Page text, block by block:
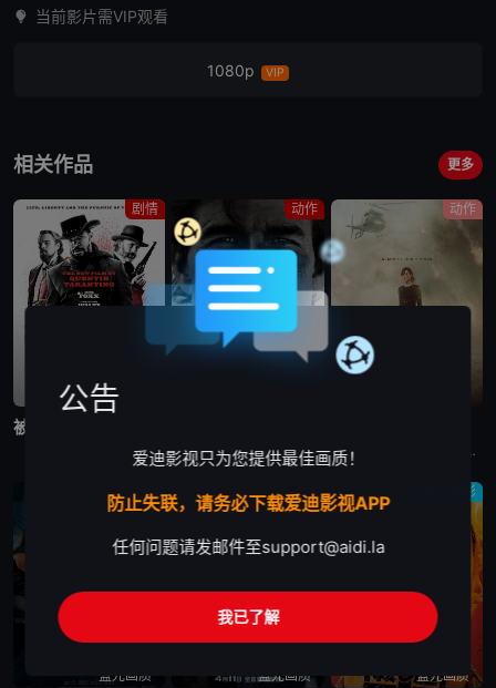
仇家既往不咎，势要将布施（神山繁 饰）所统领的花菱会势力带入关
本片为北野武自编自导自演同名黑帮影片的续
当前影片需VIP观看
1080p VIP
相关作品 更多
剧情
蓝光画质
被解救的姜戈
1858年，美国南北战争前两年。德国赏金猎人金·舒尔茨（克里斯托弗·瓦尔兹 Christoph Waltz饰）从贩奴商人手中买下黑奴姜戈（杰米·福克斯 Jamie Foxx饰），让其重获自由。舒尔
动作
超级人工智能“智体”即将引爆全球核弹危机，把世界推向毁灭边缘。而伊森·亨特（汤姆·克鲁斯 饰）和他的IMF小队在上次行动中遭遇重创，团队濒临分崩离析。虽然伊森已获得关闭“智体”的钥匙，但要彻底消灭
动作
电影永生守卫2 The Old Guard 2讲述的是：安蒂（查理兹·塞隆 饰）与不死军团再度集结，展现前所未有的使命感，誓死保护全世界。布克（马提亚斯·修奈尔 饰）背叛后流亡在外，而琼（吴青芸
剧情
蓝光画质
动作
蓝光画质
必看老电影
蓝光画质
公告
爱迪影视只为您提供最佳画质！
防止失联，请务必下载爱迪影视APP
任何问题请发邮件至support@aidi.la
我已了解